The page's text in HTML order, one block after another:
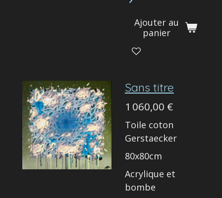
Ajouter au
panier
Sans titre
1 060,00 €
Toile coton
Gerstaecker
80x80cm
Acrylique et
bombe